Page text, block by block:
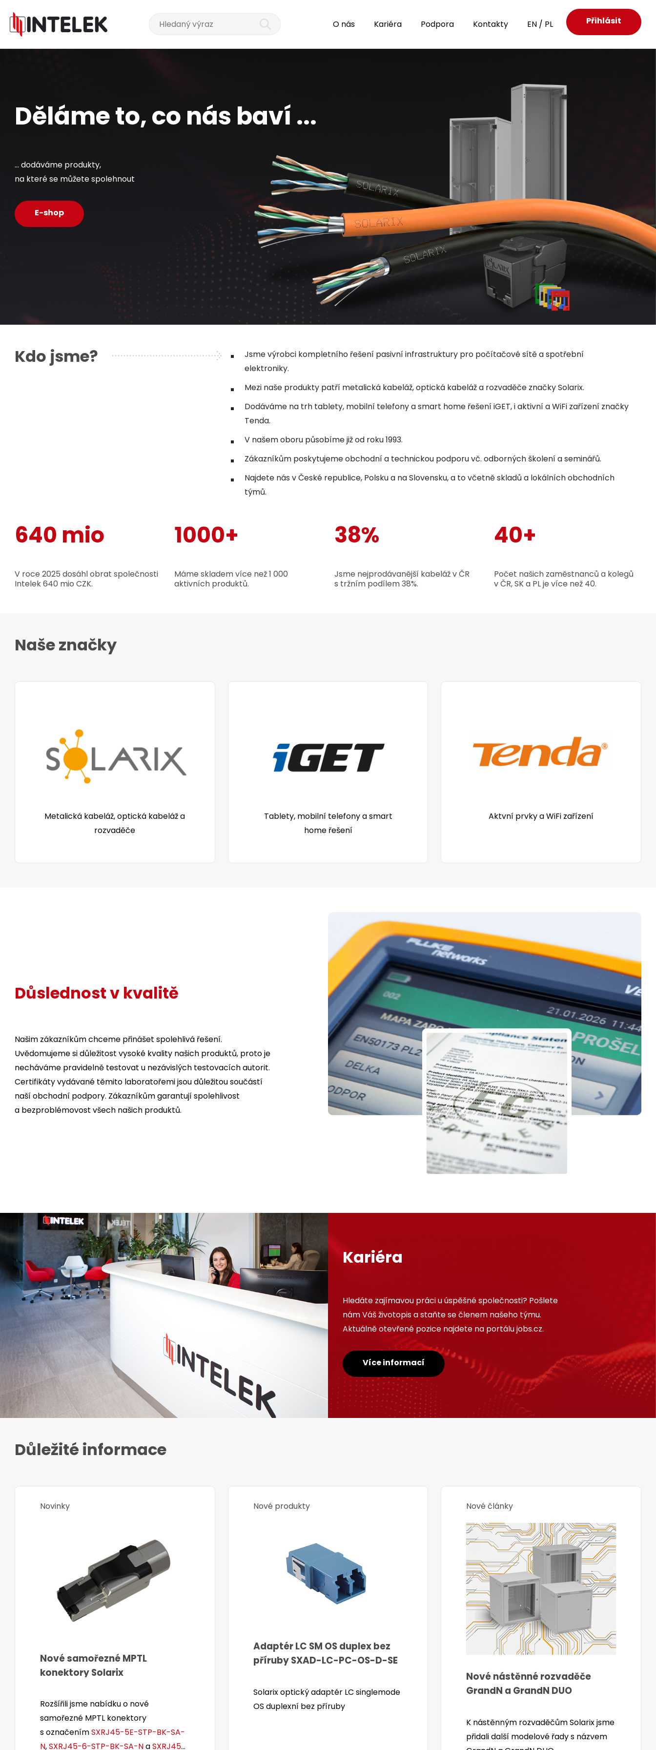
O nás Kariéra Podpora Kontakty EN / PL Přihlásit
Děláme to, co nás baví ...
... dodáváme produkty,
na které se můžete spolehnout
E-shop
Kdo jsme?
Jsme výrobci kompletního řešení pasivní infrastruktury pro počítačové sítě a spotřební
elektroniky.
Mezi naše produkty patří metalická kabeláž, optická kabeláž a rozvaděče značky Solarix.
Dodáváme na trh tablety, mobilní telefony a smart home řešení iGET, i aktivní a WiFi zařízení značky
Tenda.
V našem oboru působíme již od roku 1993.
Zákazníkům poskytujeme obchodní a technickou podporu vč. odborných školení a seminářů.
Najdete nás v České republice, Polsku a na Slovensku, a to včetně skladů a lokálních obchodních
týmů.
640 mio
V roce 2025 dosáhl obrat společnosti
Intelek 640 mio CZK.
1000+
Máme skladem více než 1 000
aktivních produktů.
38%
Jsme nejprodávanější kabeláž v ČR
s tržním podílem 38%.
40+
Počet našich zaměstnanců a kolegů
v ČR, SK a PL je více než 40.
Naše značky
Metalická kabeláž, optická kabeláž a
rozvaděče
Tablety, mobilní telefony a smart
home řešení
Aktvní prvky a WiFi zařízení
Důslednost v kvalitě
Našim zákazníkům chceme přinášet spolehlivá řešení.
Uvědomujeme si důležitost vysoké kvality našich produktů, proto je
necháváme pravidelně testovat u nezávislých testovacích autorit.
Certifikáty vydávané těmito laboratořemi jsou důležitou součástí
naší obchodní podpory. Zákazníkům garantují spolehlivost
a bezproblémovost všech našich produktů.
Kariéra
Hledáte zajímavou práci u úspěšné společnosti? Pošlete
nám Váš životopis a staňte se členem našeho týmu.
Aktuálně otevřené pozice najdete na portálu jobs.cz.
Více informací
Důležité informace
Novinky
Nové samořezné MPTL
konektory Solarix
Rozšířili jsme nabídku o nové
samořezné MPTL konektory
s označenímSXRJ45-5E-STP-BK-SA-
N,SXRJ45-6-STP-BK-SA-NaSXRJ45-
Nové produkty
Adaptér LC SM OS duplex bez
příruby SXAD-LC-PC-OS-D-SE
Solarix optický adaptér LC singlemode
OS duplexní bez příruby
Nové články
Nové nástěnné rozvaděče
GrandN a GrandN DUO
K nástěnným rozvaděčům Solarix jsme
přidali další modelové řady s názvem